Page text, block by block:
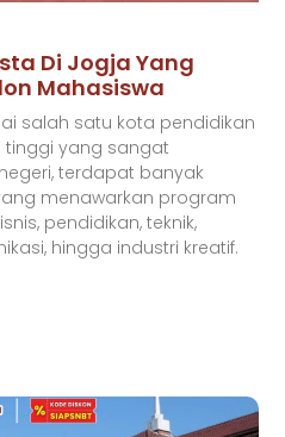
Di Jogja Yang
Mahasiswa
salah satu kota pendidikan
tinggi yang sangat
terdapat banyak
menawarkan program
pendidikan, teknik,
hingga industri kreatif.